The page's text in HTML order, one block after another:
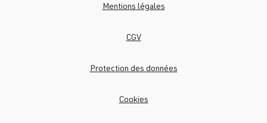
Mentions légales
CGV
Protection des données
Cookies